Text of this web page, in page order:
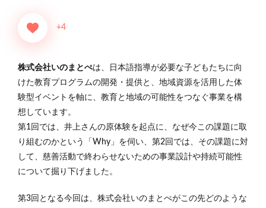
+4
株式会社いのまとぺは、日本語指導が必要な子どもたちに向
けた教育プログラムの開発・提供と、地域資源を活用した体
験型イベントを軸に、教育と地域の可能性をつなぐ事業を構
想しています。
第1回では、井上さんの原体験を起点に、なぜ今この課題に取
り組むのかという「Why」を伺い、第2回では、その課題に対
して、慈善活動で終わらせないための事業設計や持続可能性
について掘り下げました。
第3回となる今回は、株式会社いのまとぺがこの先どのような